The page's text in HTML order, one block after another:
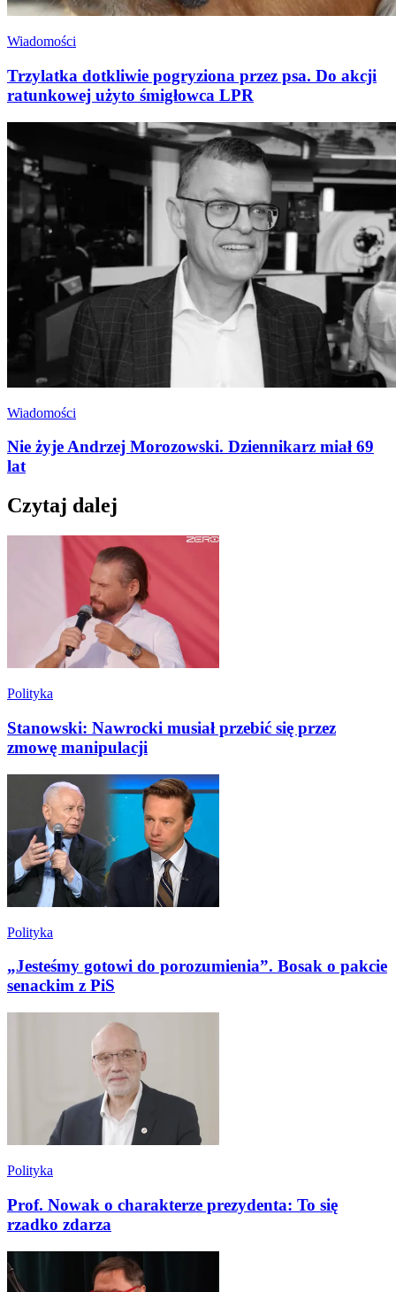
Wiadomości
Trzylatka dotkliwie pogryziona przez psa. Do akcji
ratunkowej użyto śmigłowca LPR
Wiadomości
Nie żyje Andrzej Morozowski. Dziennikarz miał 69
lat
Czytaj dalej
Polityka
Stanowski: Nawrocki musiał przebić się przez
zmowę manipulacji
Polityka
„Jesteśmy gotowi do porozumienia”. Bosak o pakcie
senackim z PiS
Polityka
Prof. Nowak o charakterze prezydenta: To się
rzadko zdarza